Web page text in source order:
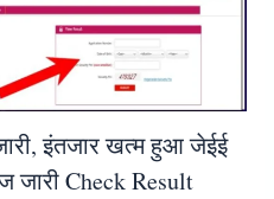
इंतजार खत्म हुआ जेईई
जारी Check Result